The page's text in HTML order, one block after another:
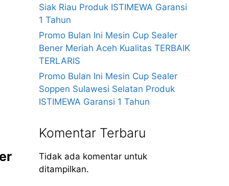
Siak Riau Produk ISTIMEWA Garansi
1 Tahun
Promo Bulan Ini Mesin Cup Sealer
Bener Meriah Aceh Kualitas TERBAIK
TERLARIS
Promo Bulan Ini Mesin Cup Sealer
Soppen Sulawesi Selatan Produk
ISTIMEWA Garansi 1 Tahun
Komentar Terbaru
Tidak ada komentar untuk
ditampilkan.